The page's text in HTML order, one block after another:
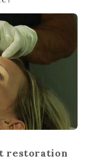
restoration